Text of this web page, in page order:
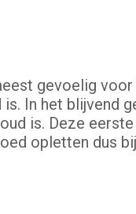
gevoelig voor
In het blijvend
is. Deze
opletten dus